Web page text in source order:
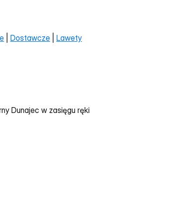
Dostawcze Lawety
Dunajec w zasięgu ręki